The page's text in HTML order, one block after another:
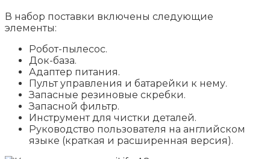
В набор поставки включены следующие
элементы:
Робот-пылесос.
Док-база.
Адаптер питания.
Пульт управления и батарейки к нему.
Запасные резиновые скребки.
Запасной фильтр.
Инструмент для чистки деталей.
Руководство пользователя на английском
языке (краткая и расширенная версия).